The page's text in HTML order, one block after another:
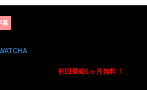
幕
初回登録1ヶ月無料！